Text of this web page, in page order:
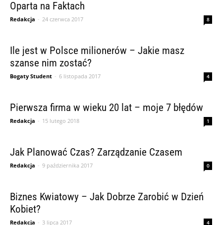
Oparta na Faktach
Redakcja - 24 czerwca 2017 8
Ile jest w Polsce milionerów – Jakie masz
szanse nim zostać?
Bogaty Student - 6 listopada 2017 4
Pierwsza firma w wieku 20 lat – moje 7 błędów
Redakcja - 15 lutego 2018 1
Jak Planować Czas? Zarządzanie Czasem
Redakcja - 9 października 2017 0
Biznes Kwiatowy – Jak Dobrze Zarobić w Dzień
Kobiet?
Redakcja - 3 lipca 2017 4